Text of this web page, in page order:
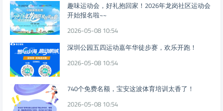
趣味运动会，好礼抱回家！2026年龙岗社区运动会
开始报名啦~~
2026-05-08 10:54
深圳公园五四运动嘉年华徒步赛，欢乐开跑！
2026-05-08 10:54
740个免费名额，宝安这波体育培训太香了！
2026-05-08 10:54